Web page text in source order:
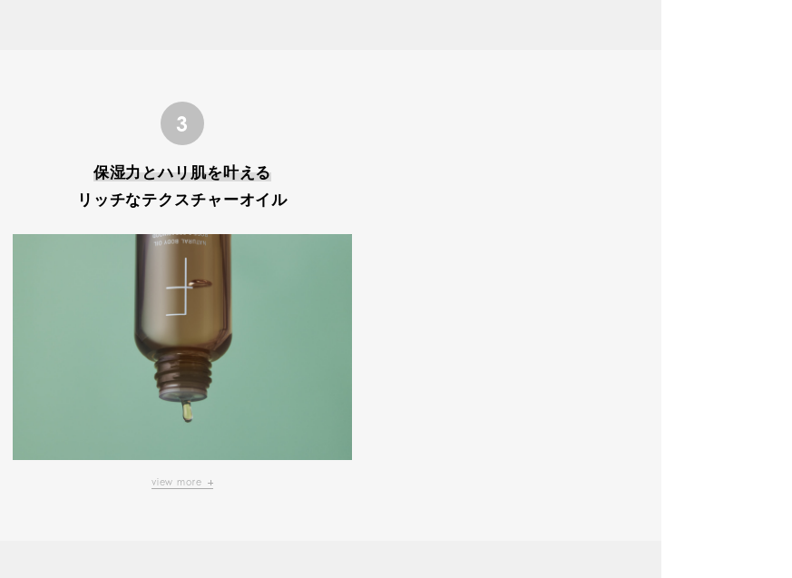
3
保湿力とハリ肌を叶える
リッチなテクスチャーオイル
view more